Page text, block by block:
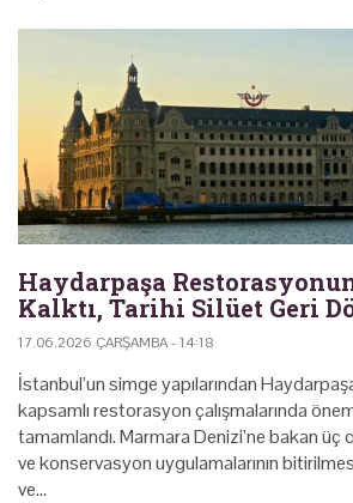
Haydarpaşa
Kalktı, Tarihi Silüet Geri
17.06.2026 ÇARŞAMBA - 14:18
İstanbul’un simge yapılarından
kapsamlı restorasyon çalışmalarında
tamamlandı. Marmara Denizi’ne bakan
ve konservasyon uygulamalarının
ve…